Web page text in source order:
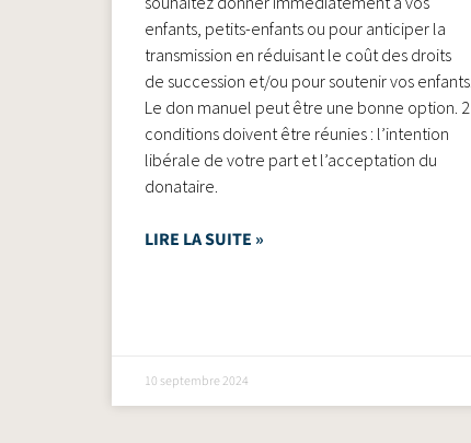
enfants, petits-enfants ou pour anticiper la
transmission en réduisant le coût des droits
de succession et/ou pour soutenir vos enfants.
Le don manuel peut être une bonne option. 2
conditions doivent être réunies : l’intention
libérale de votre part et l’acceptation du
donataire.
LIRE LA SUITE »
10 septembre 2024